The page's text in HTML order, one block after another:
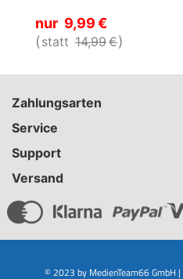
nur 9 99€
statt 14 99€
Zahlungsarten
Service
Support
Versand
© 2023 by MedienTeam66 GmbH |